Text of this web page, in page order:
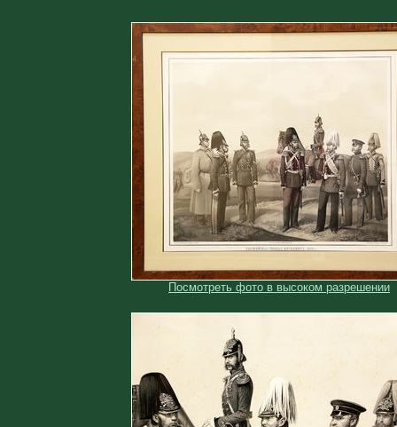
Посмотреть фото в высоком разрешении